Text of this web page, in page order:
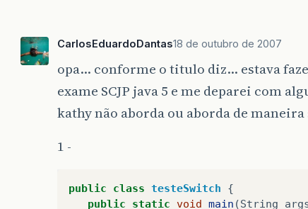
CarlosEduardoDantas18 de outubro de 2007
opa… conforme o titulo diz… estava
exame SCJP java 5 e me deparei com
kathy não aborda ou aborda de
1 -
public class testeSwitch
{
public
static void main (String